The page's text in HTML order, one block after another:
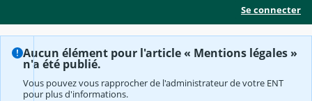
Se connecter
Aucun élément pour l'article « Mentions légales »
n'a été publié.
Vous pouvez vous rapprocher de l'administrateur de votre ENT
pour plus d'informations.